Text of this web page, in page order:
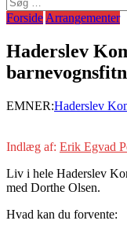
efter:
Forside Arrangementer
Haderslev
EMNER:Haderslev
Indlæg af: Erik Egvad
Liv i hele Haderslev
med Dorthe Olsen.
Hvad kan du forvente: